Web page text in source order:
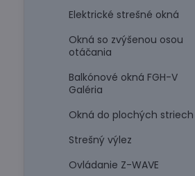
Elektrické strešné okná
Okná so zvýšenou osou
otáčania
Balkónové okná FGH-V
Galéria
Okná do plochých striech
Strešný výlez
Ovládanie Z-WAVE